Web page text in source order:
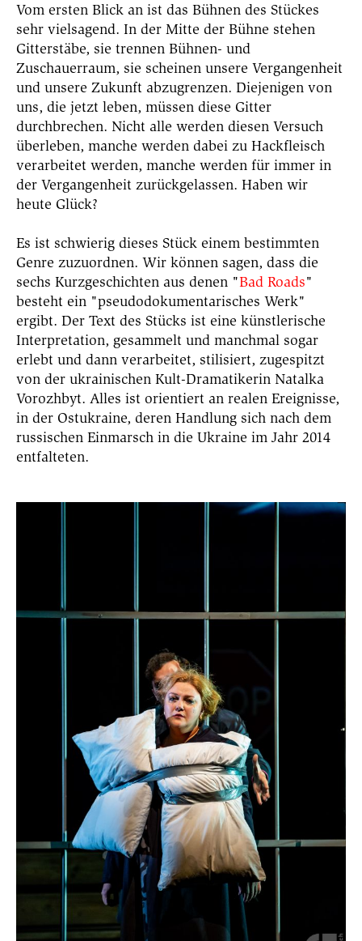
Vom ersten Blick an ist das Bühnen des Stückes
sehr vielsagend. In der Mitte der Bühne stehen
Gitterstäbe, sie trennen Bühnen- und
Zuschauerraum, sie scheinen unsere Vergangenheit
und unsere Zukunft abzugrenzen. Diejenigen von
uns, die jetzt leben, müssen diese Gitter
durchbrechen. Nicht alle werden diesen Versuch
überleben, manche werden dabei zu Hackfleisch
verarbeitet werden, manche werden für immer in
der Vergangenheit zurückgelassen. Haben wir
heute Glück?
Es ist schwierig dieses Stück einem bestimmten
Genre zuzuordnen. Wir können sagen, dass die
sechs Kurzgeschichten aus denen "Bad Roads"
besteht ein "pseudodokumentarisches Werk"
ergibt. Der Text des Stücks ist eine künstlerische
Interpretation, gesammelt und manchmal sogar
erlebt und dann verarbeitet, stilisiert, zugespitzt
von der ukrainischen Kult-Dramatikerin Natalka
Vorozhbyt. Alles ist orientiert an realen Ereignisse,
in der Ostukraine, deren Handlung sich nach dem
russischen Einmarsch in die Ukraine im Jahr 2014
entfalteten.